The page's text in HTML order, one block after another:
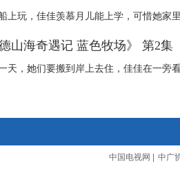
上玩，佳佳羡慕月儿能上学，可惜她家里
山海奇遇记 蓝色牧场》 第2集
天，她们要搬到岸上去住，佳佳在一旁
中国电视网 中广